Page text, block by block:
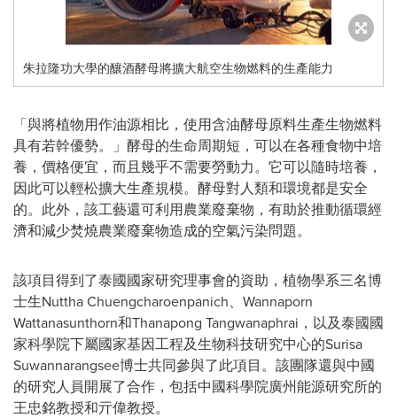
朱拉隆功大學的釀酒酵母將擴大航空生物燃料的生產能力
「與將植物用作油源相比，使用含油酵母原料生產生物燃料
具有若幹優勢。」酵母的生命周期短，可以在各種食物中培
養，價格便宜，而且幾乎不需要勞動力。它可以隨時培養，
因此可以輕松擴大生產規模。酵母對人類和環境都是安全
的。此外，該工藝還可利用農業廢棄物，有助於推動循環經
濟和減少焚燒農業廢棄物造成的空氣污染問題。
該項目得到了泰國國家研究理事會的資助，植物學系三名博
士生Nuttha Chuengcharoenpanich、Wannaporn
Wattanasunthorn和Thanapong Tangwanaphrai，以及泰國國
家科學院下屬國家基因工程及生物科技研究中心的Surisa
Suwannarangsee博士共同參與了此項目。該團隊還與中國
的研究人員開展了合作，包括中國科學院廣州能源研究所的
王忠銘教授和亓偉教授。